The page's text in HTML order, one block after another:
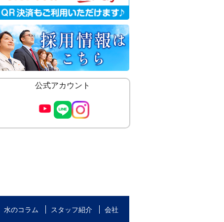
公式アカウント
水のコラム スタッフ紹介
会社